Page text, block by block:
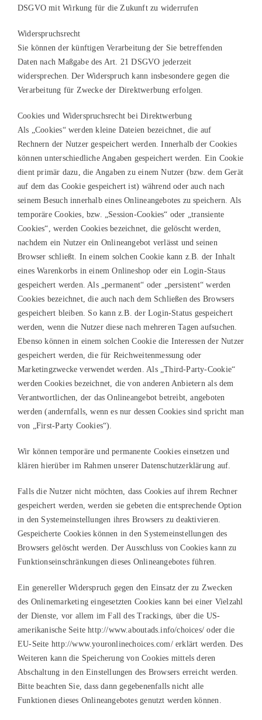
DSGVO mit Wirkung für die Zukunft zu widerrufen
Widerspruchsrecht
Sie können der künftigen Verarbeitung der Sie betreffenden
Daten nach Maßgabe des Art. 21 DSGVO jederzeit
widersprechen. Der Widerspruch kann insbesondere gegen die
Verarbeitung für Zwecke der Direktwerbung erfolgen.
Cookies und Widerspruchsrecht bei Direktwerbung
Als „Cookies“ werden kleine Dateien bezeichnet, die auf
Rechnern der Nutzer gespeichert werden. Innerhalb der Cookies
können unterschiedliche Angaben gespeichert werden. Ein Cookie
dient primär dazu, die Angaben zu einem Nutzer (bzw. dem Gerät
auf dem das Cookie gespeichert ist) während oder auch nach
seinem Besuch innerhalb eines Onlineangebotes zu speichern. Als
temporäre Cookies, bzw. „Session-Cookies“ oder „transiente
Cookies“, werden Cookies bezeichnet, die gelöscht werden,
nachdem ein Nutzer ein Onlineangebot verlässt und seinen
Browser schließt. In einem solchen Cookie kann z.B. der Inhalt
eines Warenkorbs in einem Onlineshop oder ein Login-Staus
gespeichert werden. Als „permanent“ oder „persistent“ werden
Cookies bezeichnet, die auch nach dem Schließen des Browsers
gespeichert bleiben. So kann z.B. der Login-Status gespeichert
werden, wenn die Nutzer diese nach mehreren Tagen aufsuchen.
Ebenso können in einem solchen Cookie die Interessen der Nutzer
gespeichert werden, die für Reichweitenmessung oder
Marketingzwecke verwendet werden. Als „Third-Party-Cookie“
werden Cookies bezeichnet, die von anderen Anbietern als dem
Verantwortlichen, der das Onlineangebot betreibt, angeboten
werden (andernfalls, wenn es nur dessen Cookies sind spricht man
von „First-Party Cookies“).
Wir können temporäre und permanente Cookies einsetzen und
klären hierüber im Rahmen unserer Datenschutzerklärung auf.
Falls die Nutzer nicht möchten, dass Cookies auf ihrem Rechner
gespeichert werden, werden sie gebeten die entsprechende Option
in den Systemeinstellungen ihres Browsers zu deaktivieren.
Gespeicherte Cookies können in den Systemeinstellungen des
Browsers gelöscht werden. Der Ausschluss von Cookies kann zu
Funktionseinschränkungen dieses Onlineangebotes führen.
Ein genereller Widerspruch gegen den Einsatz der zu Zwecken
des Onlinemarketing eingesetzten Cookies kann bei einer Vielzahl
der Dienste, vor allem im Fall des Trackings, über die US-
amerikanische Seite http://www.aboutads.info/choices/ oder die
EU-Seite http://www.youronlinechoices.com/ erklärt werden. Des
Weiteren kann die Speicherung von Cookies mittels deren
Abschaltung in den Einstellungen des Browsers erreicht werden.
Bitte beachten Sie, dass dann gegebenenfalls nicht alle
Funktionen dieses Onlineangebotes genutzt werden können.